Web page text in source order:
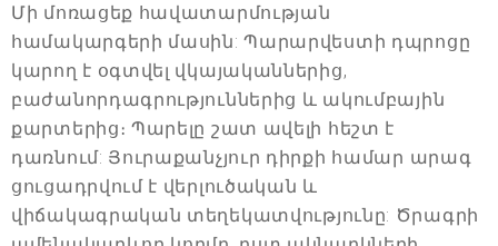
Մի մոռացեք հավատարմության
համակարգերի մասին: Պարարվեստի դպրոցը
կարող է օգտվել վկայականներից,
բաժանորդագրություններից և ակումբային
քարտերից։ Պարելը շատ ավելի հեշտ է
դառնում: Յուրաքանչյուր դիրքի համար արագ
ցուցադրվում է վերլուծական և
վիճակագրական տեղեկատվությունը: Ծրագրի